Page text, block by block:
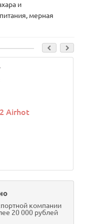
и
мерная
Airhot
компании
20 000 рублей